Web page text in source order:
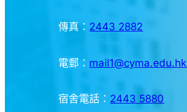
傳真： 2443 2882
電郵： mail1@cyma.edu.hk
宿舍電話： 2443 5880